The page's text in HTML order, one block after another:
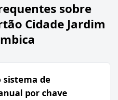
sobre
Cidade Jardim
sistema de
por chave